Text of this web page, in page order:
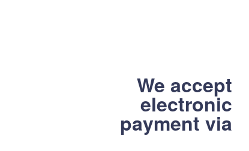
We accept
electronic
payment via